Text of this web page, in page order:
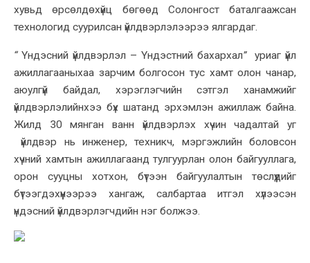
хувьд өрсөлдөхүйц бөгөөд Солонгост баталгаажсан
технологид суурилсан үйлдвэрлэлээрээ ялгардаг.
“ Үндэсний үйлдвэрлэл – Үндэстний бахархал”
уриаг үйл
ажиллагааныхаа зарчим болгосон тус хамт олон чанар,
аюулгүй байдал, хэрэглэгчийн сэтгэл ханамжийг
үйлдвэрлэлийнхээ бүх шатанд эрхэмлэн ажиллаж байна.
Жилд 30 мянган ванн үйлдвэрлэх хүчин чадалтай уг
үйлдвэр нь инженер, техникч, мэргэжлийн боловсон
хүчний хамтын ажиллагаанд тулгуурлан олон байгууллага,
орон сууцны хотхон, бүтээн байгуулалтын төслүүдийг
бүтээгдэхүүнээрээ хангаж, салбартаа итгэл хүлээсэн
үндэсний үйлдвэрлэгчдийн нэг болжээ.